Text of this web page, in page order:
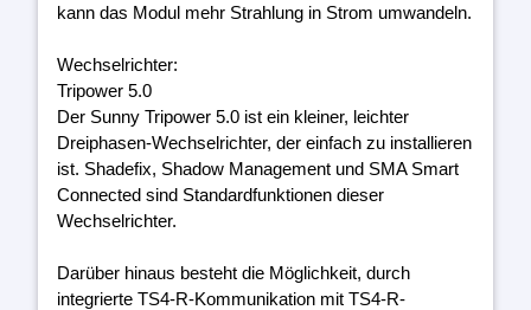
kann das Modul mehr Strahlung in Strom umwandeln.
Wechselrichter:
Tripower 5.0
Der Sunny Tripower 5.0 ist ein kleiner, leichter
Dreiphasen-Wechselrichter, der einfach zu installieren
ist. Shadefix, Shadow Management und SMA Smart
Connected sind Standardfunktionen dieser
Wechselrichter.
Darüber hinaus besteht die Möglichkeit, durch
integrierte TS4-R-Kommunikation mit TS4-R-